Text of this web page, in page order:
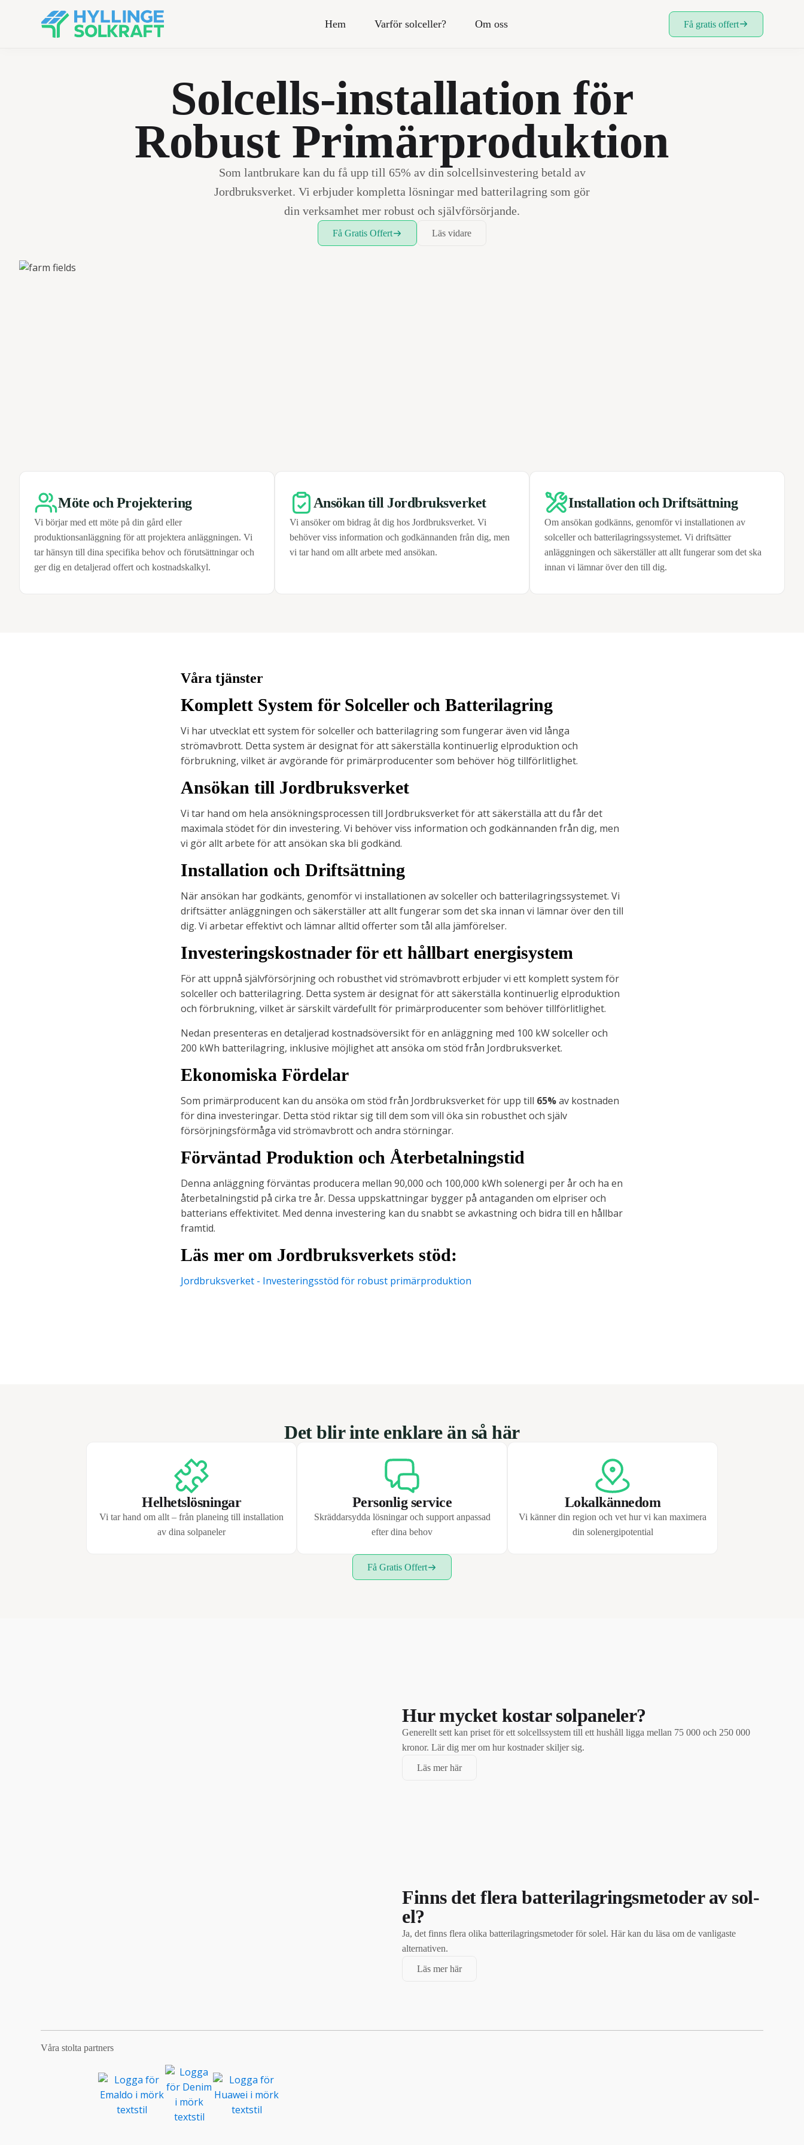
Hem Varför solceller?
solcellsinvestering.
Installation
solcellssystem i toppskick.
Produkter
Utforska lösningar som batterilagring och
övervakning för att optimera ditt solcellssystem.
Om oss Få gratis offert
Solcells-installation för
Robust Primärproduktion
Som lantbrukare kan du få upp till 65% av din solcellsinvestering betald av
Jordbruksverket. Vi erbjuder kompletta lösningar med batterilagring som gör
din verksamhet mer robust och självförsörjande.
Få Gratis Offert Läs vidare
Möte och Projektering
Vi börjar med ett möte på din gård eller
produktionsanläggning för att projektera anläggningen. Vi
tar hänsyn till dina specifika behov och förutsättningar och
ger dig en detaljerad offert och kostnadskalkyl.
Ansökan till Jordbruksverket
Vi ansöker om bidrag åt dig hos Jordbruksverket. Vi
behöver viss information och godkännanden från dig, men
vi tar hand om allt arbete med ansökan.
Installation och Driftsättning
Om ansökan godkänns, genomför vi installationen av
solceller och batterilagringssystemet. Vi driftsätter
anläggningen och säkerställer att allt fungerar som det ska
innan vi lämnar över den till dig.
Våra tjänster
Komplett System för Solceller och Batterilagring
Vi har utvecklat ett system för solceller och batterilagring som fungerar även vid långa
strömavbrott. Detta system är designat för att säkerställa kontinuerlig elproduktion och
förbrukning, vilket är avgörande för primärproducenter som behöver hög tillförlitlighet.
Ansökan till Jordbruksverket
Vi tar hand om hela ansökningsprocessen till Jordbruksverket för att säkerställa att du får det
maximala stödet för din investering. Vi behöver viss information och godkännanden från dig, men
vi gör allt arbete för att ansökan ska bli godkänd.
Installation och Driftsättning
När ansökan har godkänts, genomför vi installationen av solceller och batterilagringssystemet. Vi
driftsätter anläggningen och säkerställer att allt fungerar som det ska innan vi lämnar över den till
dig. Vi arbetar effektivt och lämnar alltid offerter som tål alla jämförelser.
Investeringskostnader för ett hållbart energisystem
För att uppnå självförsörjning och robusthet vid strömavbrott erbjuder vi ett komplett system för
solceller och batterilagring. Detta system är designat för att säkerställa kontinuerlig elproduktion
och förbrukning, vilket är särskilt värdefullt för primärproducenter som behöver tillförlitlighet.
Nedan presenteras en detaljerad kostnadsöversikt för en anläggning med 100 kW solceller och
200 kWh batterilagring, inklusive möjlighet att ansöka om stöd från Jordbruksverket.
Ekonomiska Fördelar
Som primärproducent kan du ansöka om stöd från Jordbruksverket för upp till 65%av kostnaden
för dina investeringar. Detta stöd riktar sig till dem som vill öka sin robusthet och själv
försörjningsförmåga vid strömavbrott och andra störningar.
Förväntad Produktion och Återbetalningstid
Denna anläggning förväntas producera mellan 90,000 och 100,000 kWh solenergi per år och ha en
återbetalningstid på cirka tre år. Dessa uppskattningar bygger på antaganden om elpriser och
batterians effektivitet. Med denna investering kan du snabbt se avkastning och bidra till en hållbar
framtid.
Läs mer om Jordbruksverkets stöd:
Jordbruksverket - Investeringsstöd för robust primärproduktion
Det blir inte enklare än så här
Helhetslösningar
Vi tar hand om allt – från planeing till installation
av dina solpaneler
Personlig service
Skräddarsydda lösningar och support anpassad
efter dina behov
Lokalkännedom
Vi känner din region och vet hur vi kan maximera
din solenergipotential
Få Gratis Offert
Hur mycket kostar solpaneler?
Generellt sett kan priset för ett solcellssystem till ett hushåll ligga mellan 75 000 och 250 000
kronor. Lär dig mer om hur kostnader skiljer sig.
Läs mer här
Finns det flera batterilagringsmetoder av sol-
el?
Ja, det finns flera olika batterilagringsmetoder för solel. Här kan du läsa om de vanligaste
alternativen.
Läs mer här
Våra stolta partners